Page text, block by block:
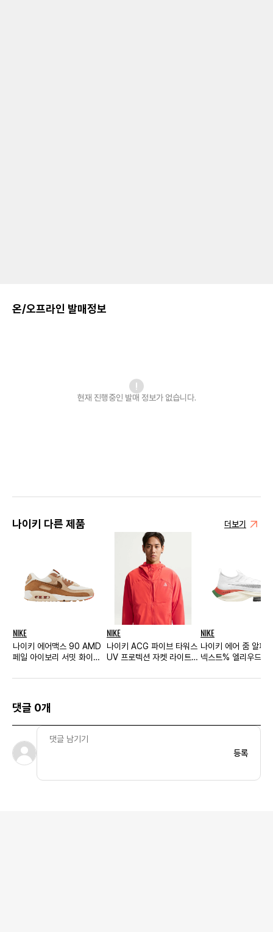
온/오프라인 발매정보
현재 진행중인 발매 정보가 없습니다.
나이키 다른 제품 더보기
NIKE
나이키 에어맥스 90 AMD
페일 아이보리 서밋 화이트
NIKE
나이키 ACG 파이브 타워스
UV 프로텍션 자켓 라이트
아
NIKE
나이키 에어 줌 알파
넥스트% 엘리우드 킵
댓글 0개
등록